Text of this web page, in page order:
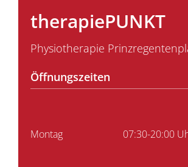
therapiePUNKT
Physiotherapie
Öffnungszeiten
Montag 07:30-20:00